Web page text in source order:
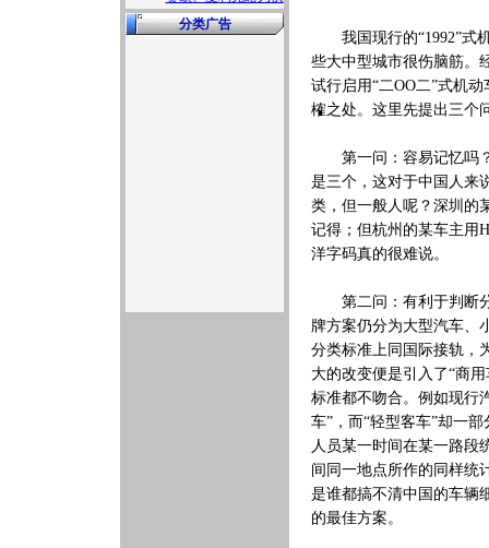
分类广告
我国现行的“1992”式机
些大中型城市很伤脑筋。
试行启用“二OO二”式机
榷之处。这里先提出三个
第一问：容易记忆吗？
是三个，这对于中国人来
类，但一般人呢？深圳的
记得；但杭州的某车主用
洋字码真的很难说。
第二问：有利于判断分
牌方案仍分为大型汽车、
分类标准上同国际接轨，
大的改变便是引入了“商
标准都不吻合。例如现行
车”，而“轻型客车”却一
人员某一时间在某一路段
间同一地点所作的同样统
是谁都搞不清中国的车辆
的最佳方案。